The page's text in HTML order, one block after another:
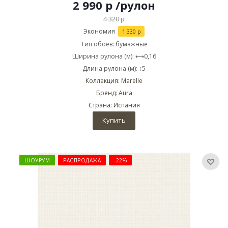
2 990 р /рулон
4 320р
Экономия 1 330 р
Тип обоев: бумажные
Ширина рулона (м): ⟷0,16
Длина рулона (м): ↕5
Коллекция: Marelle
Бренд: Aura
Страна: Испания
Купить
ШОУРУМ РАСПРОДАЖА -22%